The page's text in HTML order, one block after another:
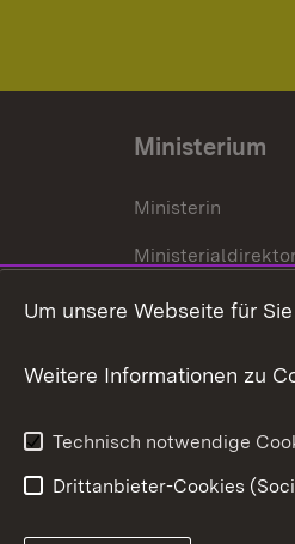
Ministerium
Ministerin
Organisation und
Um unsere Webseite für
Weitere Informationen zu
Technisch notwendige
Drittanbieter-Cookies